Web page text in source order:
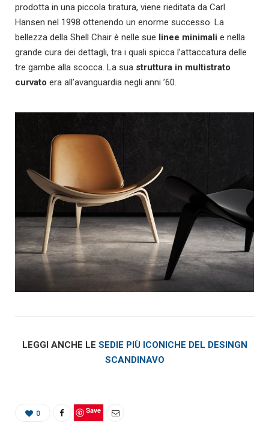
prodotta in una piccola tiratura, viene rieditata da Carl
Hansen nel 1998 ottenendo un enorme successo. La
bellezza della Shell Chair è nelle sue linee minimali e nella
grande cura dei dettagli, tra i quali spicca l’attaccatura delle
tre gambe alla scocca. La sua struttura in multistrato
curvato era all’avanguardia negli anni ’60.
LEGGI ANCHE LE SEDIE PIÙ ICONICHE DEL DESINGN
SCANDINAVO
0 Save